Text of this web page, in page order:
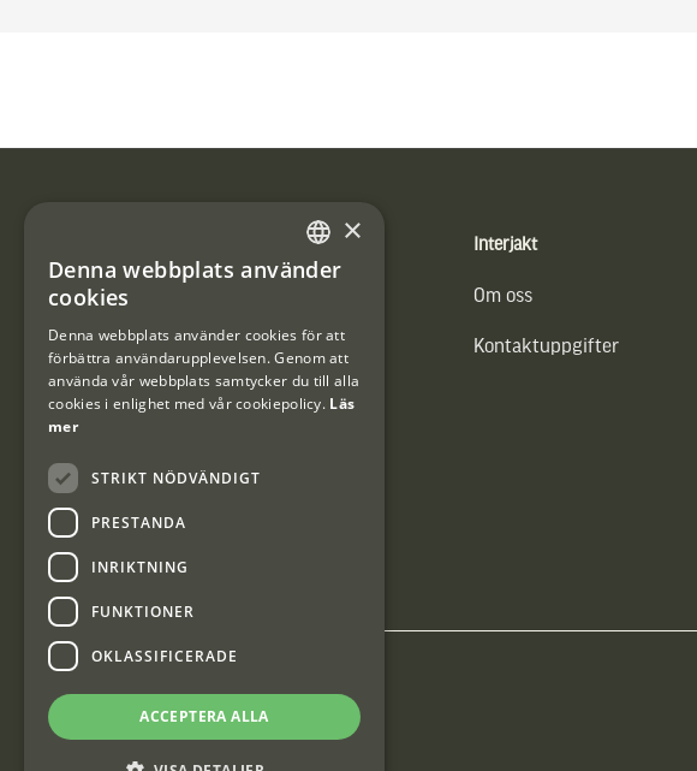
Vännäs Friluftbyxa
Interjakt
Om oss
Kontaktuppgifter
Interjakt Sweden AB, Årjäng
SWEDISH
×
Denna webbplats använder
cookies
Denna webbplats använder cookies för att
förbättra användarupplevelsen. Genom att
använda vår webbplats samtycker du till alla
cookies i enlighet med vår cookiepolicy. Läs
mer
STRIKT NÖDVÄNDIGT
PRESTANDA
INRIKTNING
FUNKTIONER
OKLASSIFICERADE
ACCEPTERA ALLA